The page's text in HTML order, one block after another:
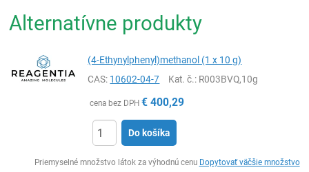
Alternatívne produkty
(4-Ethynylphenyl)methanol (1 x 10 g)
CAS: 10602-04-7 Kat. č.: R003BVQ,10g
cena bez DPH € 400,29
Do košíka
Priemyselné množstvo látok za výhodnú cenu Dopytovať väčšie množstvo